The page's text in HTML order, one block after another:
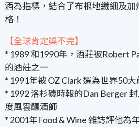
酒為指標，結合了布根地纖細及加
格！
【全球肯定獎不完】
* 1989 和1990年，酒莊被Robert
的酒莊之一
* 1991年被 OZ Clark 選為世界50
* 1992 洛杉磯時報的Dan Berger
度風雲釀酒師
* 2001年Food & Wine 雜誌評他為